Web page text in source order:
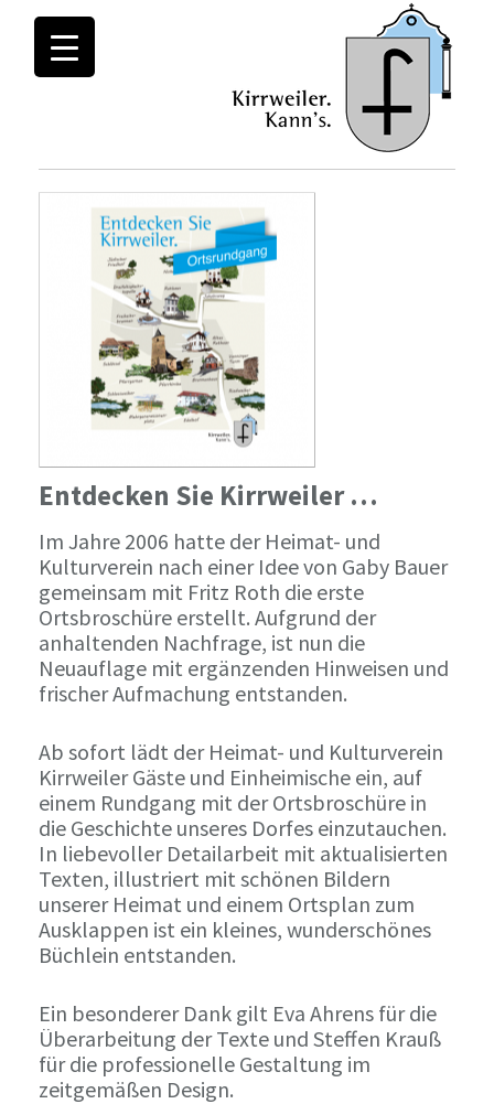
Entdecken Sie Kirrweiler …
Im Jahre 2006 hatte der Heimat- und
Kulturverein nach einer Idee von Gaby Bauer
gemeinsam mit Fritz Roth die erste
Ortsbroschüre erstellt. Aufgrund der
anhaltenden Nachfrage, ist nun die
Neuauflage mit ergänzenden Hinweisen und
frischer Aufmachung entstanden.
Ab sofort lädt der Heimat- und Kulturverein
Kirrweiler Gäste und Einheimische ein, auf
einem Rundgang mit der Ortsbroschüre in
die Geschichte unseres Dorfes einzutauchen.
In liebevoller Detailarbeit mit aktualisierten
Texten, illustriert mit schönen Bildern
unserer Heimat und einem Ortsplan zum
Ausklappen ist ein kleines, wunderschönes
Büchlein entstanden.
Ein besonderer Dank gilt Eva Ahrens für die
Überarbeitung der Texte und Steffen Krauß
für die professionelle Gestaltung im
zeitgemäßen Design.